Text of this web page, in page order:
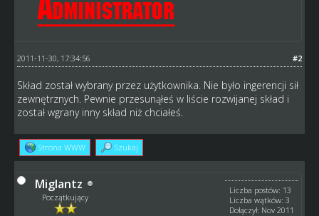
#2
2011-11-30, 17:34:56
Skład został wybrany przez użytkownika. Nie było ingerencji sił
zewnętrznych. Pewnie przesunąłeś w liście rozwijanej skład i
został wgrany inny skład niż chciałeś.
Strona WWW Szukaj
Miglantz
Początkujący
Liczba postów: 13
Liczba wątków: 3
Dołączył: Nov 2011